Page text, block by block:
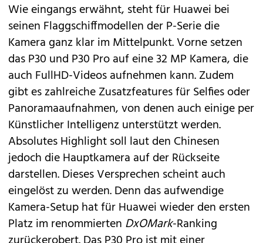
Wie eingangs erwähnt, steht für Huawei bei
seinen Flaggschiffmodellen der P-Serie die
Kamera ganz klar im Mittelpunkt. Vorne setzen
das P30 und P30 Pro auf eine 32 MP Kamera, die
auch FullHD-Videos aufnehmen kann. Zudem
gibt es zahlreiche Zusatzfeatures für Selfies oder
Panoramaaufnahmen, von denen auch einige per
Künstlicher Intelligenz unterstützt werden.
Absolutes Highlight soll laut den Chinesen
jedoch die Hauptkamera auf der Rückseite
darstellen. Dieses Versprechen scheint auch
eingelöst zu werden. Denn das aufwendige
Kamera-Setup hat für Huawei wieder den ersten
Platz im renommierten DxOMark-Ranking